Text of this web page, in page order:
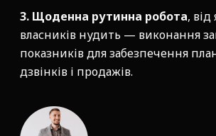
3. Щоденна рутинна робота, від
власників нудить — виконання
показників для забезпечення
дзвінків і продажів.